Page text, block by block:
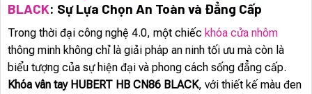
BLACK: Sự Lựa Chọn An Toàn và Đẳng Cấp
Trong thời đại công nghệ 4.0, một chiếc khóa cửa nhôm
thông minh không chỉ là giải pháp an ninh tối ưu mà còn là
biểu tượng của sự hiện đại và phong cách sống đẳng cấp.
Khóa vân tay HUBERT HB CN86 BLACK, với thiết kế màu đen